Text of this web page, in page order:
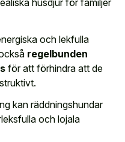
husdjur för familjer
och lekfulla
regelbunden
för att förhindra att de
kan räddningshundar
och lojala